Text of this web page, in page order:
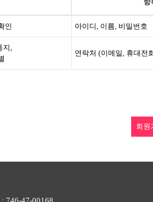
항
인 아이디, 이름, 비밀번호
지,
연락처 (이메일, 휴대전